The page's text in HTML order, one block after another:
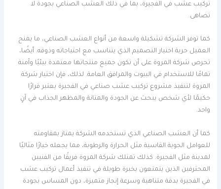
تركيب عشب في الفجيرة، بما في ذلك العشب الصناعي بجودة لا
تضاهى.
كما توفر الشركة تشكيلة واسعة من أنواع العشب الصناعي، ما يمنح
العميل حرية اختيار التصميم الذي يتناسب مع احتياجاته وذوقه. أيضًا،
تحرص شركة المروة على أن تكون جميع منتجاتها معتمدة بيئيًا وآمنة
تمامًا للاستخدام في البيوت والمرافق العامة. لذلك، فإن اختيار شركة
المروة لتنفيذ مشروع تركيب عشب صناعي في الفجيرة يعتبر قرارًا
حكيمًا لأي شخص يبحث عن الجودة والمتانة والمظهر الجذاب في آنٍ
واحد.
كما أن العشب الصناعي الذي تستخدمه الشركة يمتاز بمقاومته
للعوامل الجوية القاسية مثل الحرارة والرطوبة، مما يجعله خيارًا مثاليًا
لمدينة مثل الفجيرة. كذلك تمتلك شركة المروة فريقًا من الفنيين
المحترفين الذين يتمتعون بخبرة طويلة في تنفيذ أعمال تركيب عشب
في الفجيرة بدقة متناهية وسرعة إنجاز متميزة، دون المساس بجودة